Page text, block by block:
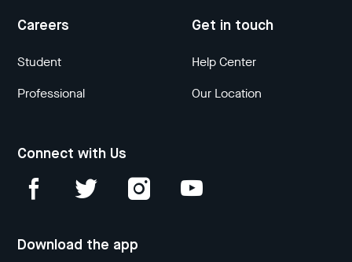
Careers
Student
Professional
Get in touch
Help Center
Our Location
Connect with Us
Download the app